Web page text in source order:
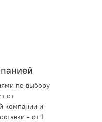
по выбору
от
компании и
- от 1